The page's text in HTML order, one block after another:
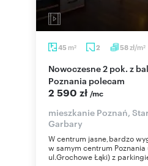
45 m2 2 58zł/m2
Nowoczesne 2 pok. z balkonem w centrum
Poznania polecam
2 590 zł /mc
mieszkanie Poznań,
Garbary
W centrum jasne,bardzo
w samym centrum
ul.Grochowe Łąki) z